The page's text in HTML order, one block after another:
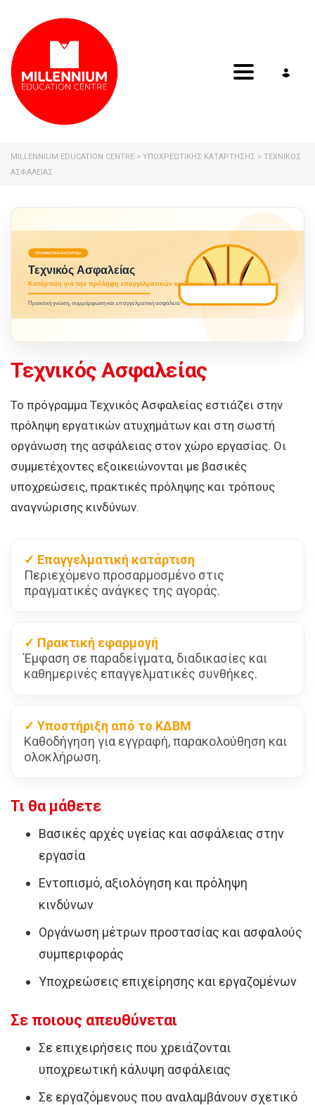
Toggle
MILLENNIUM EDUCATION CENTRE > ΥΠΟΧΡΕΩΤΙΚΗΣ ΚΑΤΑΡΤΗΣΗΣ > ΤΕΧΝΙΚΌΣ
ΑΣΦΑΛΕΊΑΣ
ΥΠΟΧΡΕΩΤΙΚΗ ΚΑΤΑΡΤΙΣΗ
Τεχνικός Ασφαλείας
Κατάρτιση για την πρόληψη επαγγελματικών κινδύνων
Πρακτική γνώση, συμμόρφωση και επαγγελματική ασφάλεια
Τεχνικός Ασφαλείας
Το πρόγραμμα Τεχνικός Ασφαλείας εστιάζει στην
πρόληψη εργατικών ατυχημάτων και στη σωστή
οργάνωση της ασφάλειας στον χώρο εργασίας. Οι
συμμετέχοντες εξοικειώνονται με βασικές
υποχρεώσεις, πρακτικές πρόληψης και τρόπους
αναγνώρισης κινδύνων.
✓ Επαγγελματική κατάρτιση
Περιεχόμενο προσαρμοσμένο στις
πραγματικές ανάγκες της αγοράς.
✓ Πρακτική εφαρμογή
Έμφαση σε παραδείγματα, διαδικασίες και
καθημερινές επαγγελματικές συνθήκες.
✓ Υποστήριξη από το ΚΔΒΜ
Καθοδήγηση για εγγραφή, παρακολούθηση και
ολοκλήρωση.
Τι θα μάθετε
Βασικές αρχές υγείας και ασφάλειας στην
εργασία
Εντοπισμό, αξιολόγηση και πρόληψη
κινδύνων
Οργάνωση μέτρων προστασίας και ασφαλούς
συμπεριφοράς
Υποχρεώσεις επιχείρησης και εργαζομένων
Σε ποιους απευθύνεται
Σε επιχειρήσεις που χρειάζονται
υποχρεωτική κάλυψη ασφάλειας
Σε εργαζόμενους που αναλαμβάνουν σχετικό